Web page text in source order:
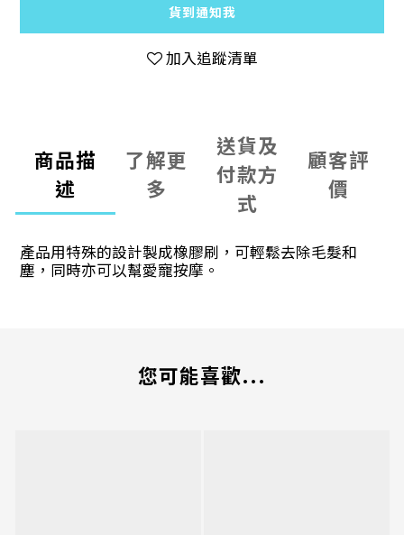
貨到通知我
加入追蹤清單
商品描
述
了解更
多
送貨及
付款方
式
顧客評
價
產品用特殊的設計製成橡膠刷，可輕鬆去除毛髮和
塵，同時亦可以幫愛寵按摩。
您可能喜歡...